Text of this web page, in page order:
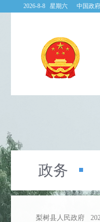
2026-8-8 星期六 中国政
政务
梨树县人民政府